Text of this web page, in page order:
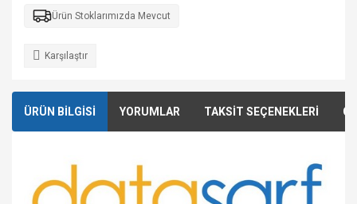
Ürün Stoklarımızda Mevcut
Karşılaştır
ÜRÜN BİLGİSİ YORUMLAR TAKSİT SEÇENEKLERİ